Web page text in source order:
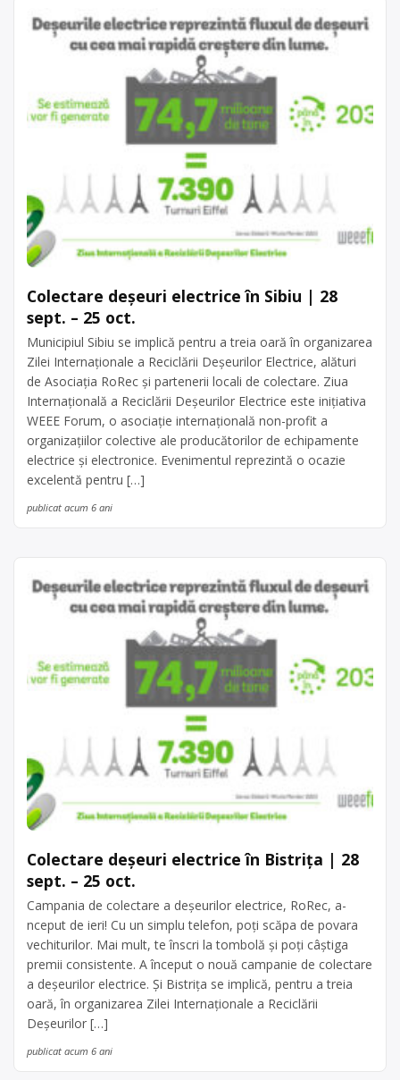
Colectare deșeuri electrice în Sibiu | 28
sept. – 25 oct.
Municipiul Sibiu se implică pentru a treia oară în organizarea
Zilei Internaționale a Reciclării Deșeurilor Electrice, alături
de Asociația RoRec și partenerii locali de colectare. Ziua
Internațională a Reciclării Deșeurilor Electrice este inițiativa
WEEE Forum, o asociație internațională non-profit a
organizațiilor colective ale producătorilor de echipamente
electrice și electronice. Evenimentul reprezintă o ocazie
excelentă pentru […]
publicat acum 6 ani
Colectare deșeuri electrice în Bistrița | 28
sept. – 25 oct.
Campania de colectare a deșeurilor electrice, RoRec, a-
nceput de ieri! Cu un simplu telefon, poți scăpa de povara
vechiturilor. Mai mult, te înscri la tombolă și poți câștiga
premii consistente. A început o nouă campanie de colectare
a deșeurilor electrice. Și Bistrița se implică, pentru a treia
oară, în organizarea Zilei Internaționale a Reciclării
Deșeurilor […]
publicat acum 6 ani